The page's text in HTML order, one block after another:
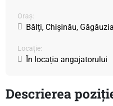
Oraș:
Bălți, Chișinău,
Locație:
În locația angajatorului
Descrierea